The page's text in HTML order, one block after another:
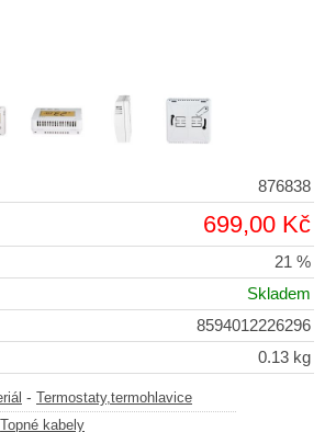
876838
699,00 Kč
21 %
Skladem
8594012226296
0.13 kg
-
Termostaty,termohlavice
Topné kabely